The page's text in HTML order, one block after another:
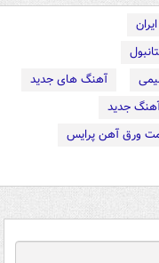
آهنگ های جدید
جدید
ورق آهن پرایس